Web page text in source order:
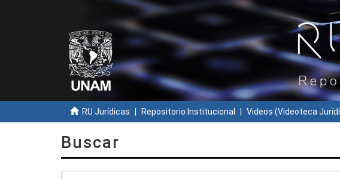
RU Jurídicas Repositorio Institucional Videos (Videoteca
Buscar